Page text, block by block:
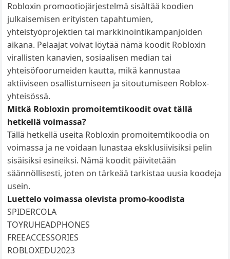
Robloxin promootiojärjestelmä sisältää koodien
julkaisemisen erityisten tapahtumien,
yhteistyöprojektien tai markkinointikampanjoiden
aikana. Pelaajat voivat löytää nämä koodit Robloxin
virallisten kanavien, sosiaalisen median tai
yhteisöfoorumeiden kautta, mikä kannustaa
aktiiviseen osallistumiseen ja sitoutumiseen Roblox-
yhteisössä.
Mitkä Robloxin promoitemtikoodit ovat tällä
hetkellä voimassa?
Tällä hetkellä useita Robloxin promoitemtikoodia on
voimassa ja ne voidaan lunastaa eksklusiivisiksi pelin
sisäisiksi esineiksi. Nämä koodit päivitetään
säännöllisesti, joten on tärkeää tarkistaa uusia koodeja
usein.
Luettelo voimassa olevista promo-koodista
SPIDERCOLA
TOYRUHEADPHONES
FREEACCESSORIES
ROBLOXEDU2023